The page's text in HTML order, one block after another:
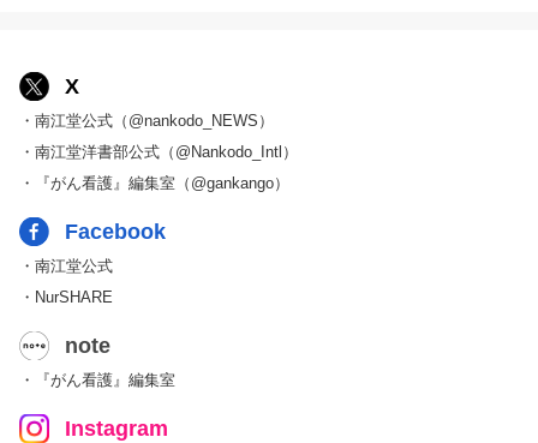
X
・南江堂公式（@nankodo_NEWS）
・南江堂洋書部公式（@Nankodo_Intl）
・『がん看護』編集室（@gankango）
Facebook
・南江堂公式
・NurSHARE
note
・『がん看護』編集室
Instagram